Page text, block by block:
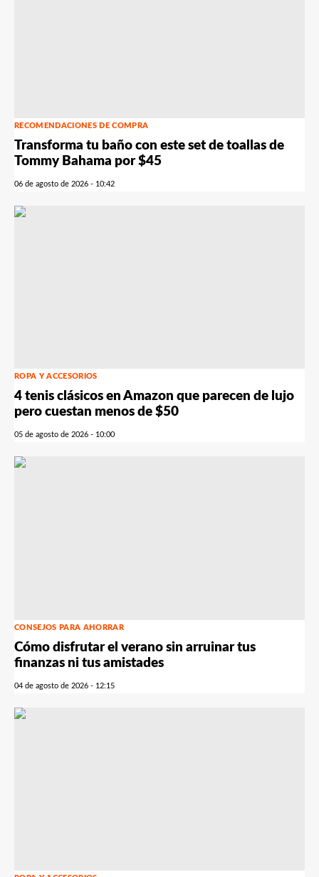
RECOMENDACIONES DE COMPRA
Transforma tu baño con este set de toallas de
Tommy Bahama por $45
06 de agosto de 2026 - 10:42
ROPA Y ACCESORIOS
4 tenis clásicos en Amazon que parecen de lujo
pero cuestan menos de $50
05 de agosto de 2026 - 10:00
CONSEJOS PARA AHORRAR
Cómo disfrutar el verano sin arruinar tus
finanzas ni tus amistades
04 de agosto de 2026 - 12:15